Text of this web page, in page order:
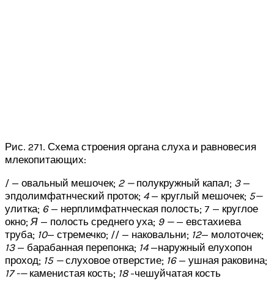
Рис. 271. Схема строения органа слуха и равновесия
млекопитающих:
/ — овальный мешочек; 2 —полукружный капал; 3—
эпдолимфатнческий проток; 4— круглый мешочек; 5—
улитка; 6— нерплимфатнческая полость; 7 — круглое
окно; Я — полость среднего уха; 9 —— евстахиева
труба; 10— стремечко; // — наковальни; 12— молоточек;
13— барабанная перепонка; 14—наружный елухопон
проход; 15 —слуховое отверстие; 16— ушная раковина;
17 -—каменистая кость; 18-чешуйчатая кость